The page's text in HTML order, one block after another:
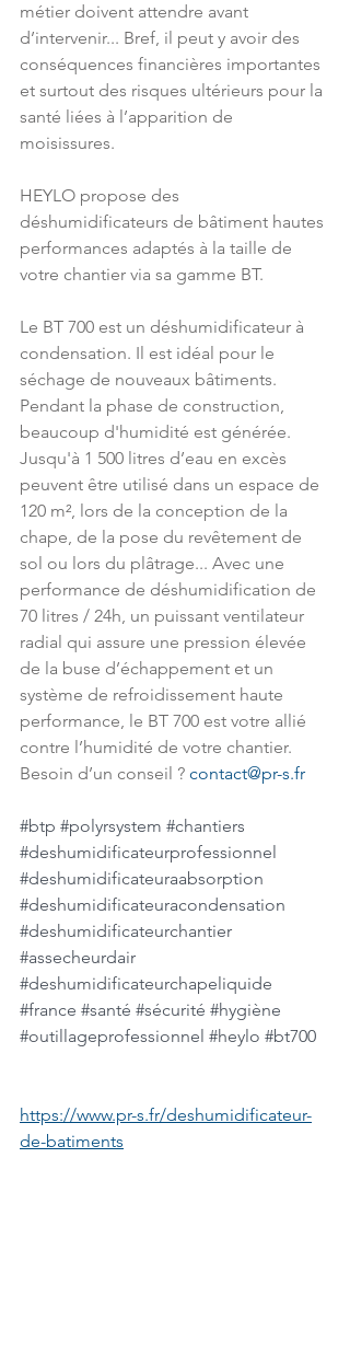
métier doivent attendre avant
d’intervenir... Bref, il peut y avoir des
conséquences financières importantes
et surtout des risques ultérieurs pour la
santé liées à l’apparition de
moisissures.
HEYLO propose des
déshumidificateurs de bâtiment hautes
performances adaptés à la taille de
votre chantier via sa gamme BT.
Le BT 700 est un déshumidificateur à
condensation. Il est idéal pour le
séchage de nouveaux bâtiments.
Pendant la phase de construction,
beaucoup d'humidité est générée.
Jusqu'à 1 500 litres d’eau en excès
peuvent être utilisé dans un espace de
120 m², lors de la conception de la
chape, de la pose du revêtement de
sol ou lors du plâtrage... Avec une
performance de déshumidification de
70 litres / 24h, un puissant ventilateur
radial qui assure une pression élevée
de la buse d’échappement et un
système de refroidissement haute
performance, le BT 700 est votre allié
contre l’humidité de votre chantier.
Besoin d’un conseil ? contact@pr-s.fr
#btp #polyrsystem #chantiers
#deshumidificateurprofessionnel
#deshumidificateuraabsorption
#deshumidificateuracondensation
#deshumidificateurchantier
#assecheurdair
#deshumidificateurchapeliquide
#france #santé #sécurité #hygiène
#outillageprofessionnel #heylo #bt700
https://www.pr-s.fr/deshumidificateur-
de-batiments